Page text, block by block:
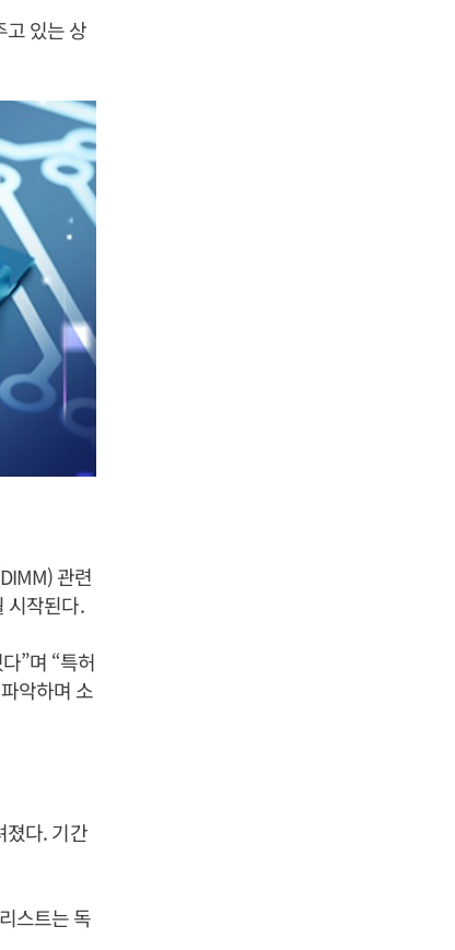
고 있는 상
관련
시작된다.
”며 “특허
악하며 소
졌다. 기간
스트는 독